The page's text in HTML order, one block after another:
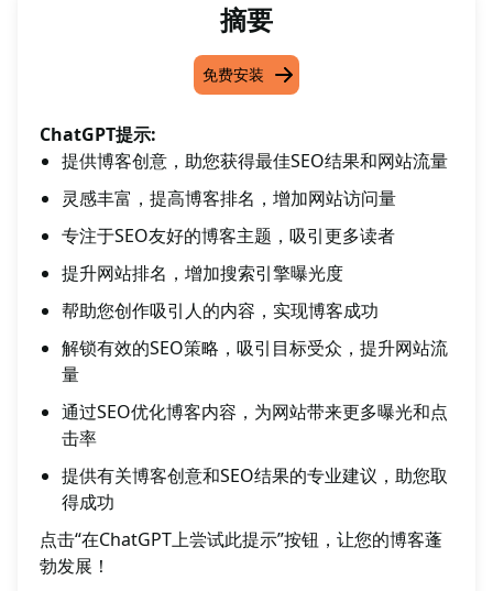
摘要
免费安装
ChatGPT提示:
提供博客创意，助您获得最佳SEO结果和网站流量
灵感丰富，提高博客排名，增加网站访问量
专注于SEO友好的博客主题，吸引更多读者
提升网站排名，增加搜索引擎曝光度
帮助您创作吸引人的内容，实现博客成功
解锁有效的SEO策略，吸引目标受众，提升网站流
量
通过SEO优化博客内容，为网站带来更多曝光和点
击率
提供有关博客创意和SEO结果的专业建议，助您取
得成功
点击“在ChatGPT上尝试此提示”按钮，让您的博客蓬
勃发展！